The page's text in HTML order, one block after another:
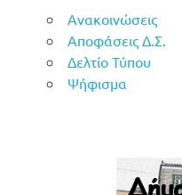
Ανακοινώσεις
Αποφάσεις Δ.Σ.
Δελτίο Τύπου
Ψήφισμα